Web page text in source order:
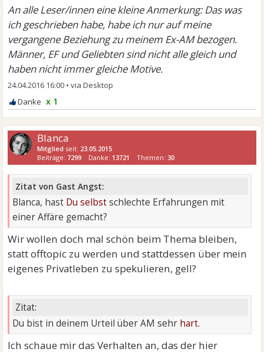
An alle Leser/innen eine kleine Anmerkung: Das was
ich geschrieben habe, habe ich nur auf meine
vergangene Beziehung zu meinem Ex-AM bezogen.
Männer, EF und Geliebten sind nicht alle gleich und
haben nicht immer gleiche Motive.
24.04.2016 16:00 •
x 1
Blanca
Mitglied seit: 23.05.2015
Beiträge: 7299 Danke: 13721 Themen: 30
Zitat von Gast Angst:
Blanca, hast Du selbstschlechte Erfahrungen mit
einer Affäre gemacht?
Wir wollen doch mal schön beim Thema bleiben,
statt offtopic zu werden und stattdessen über mein
eigenes Privatleben zu spekulieren, gell?
Zitat:
Du bist in deinem Urteil über AM sehr hart.
Ich schaue mir das Verhalten an, das der hier